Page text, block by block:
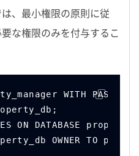
、最小権限の原則に従
な権限のみを付与するこ
WITH
ON DATABASE
OWNER TO